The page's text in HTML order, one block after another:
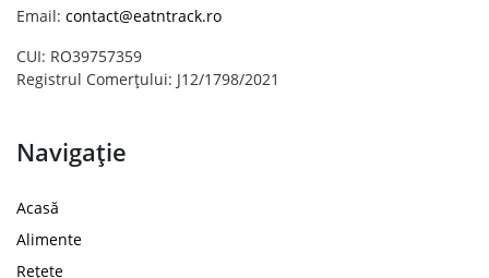
Email: contact@eatntrack.ro
CUI: RO39757359
Registrul Comerțului: J12/1798/2021
Navigație
Acasă
Alimente
Rețete